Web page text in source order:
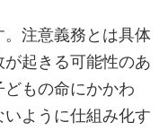
注意義務とは具体
起きる可能性のあ
もの命にかかわ
ように仕組み化す